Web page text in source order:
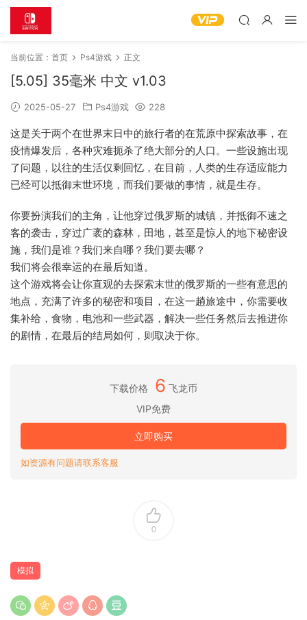
当前位置： 首页 Ps4游戏 正文
[5.05] 35毫米 中文 v1.03
2025-05-27 Ps4游戏 228
这是关于两个在世界末日中的旅行者的在荒原中探索故事，在
疫情爆发后，各种灾难扼杀了绝大部分的人口。一些设施出现
了问题，以往的生活仅剩回忆，在目前，人类的生存适应能力
已经可以抵御末世环境，而我们要做的事情，就是生存。
你要扮演我们的主角，让他穿过俄罗斯的城镇，并抵御不速之
客的袭击，穿过广袤的森林，田地，甚至是惊人的地下秘密设
施，我们是谁？我们来自哪？我们要去哪？
我们将会很幸运的在最后知道。
这个游戏将会让你直观的去探索末世的俄罗斯的一些有意思的
地点，充满了许多的秘密和项目，在这一趟旅途中，你需要收
集补给，食物，电池和一些武器，解决一些任务然后去推进你
的剧情，在最后的结局如何，则取决于你。
下载价格 6 飞龙币
VIP免费
立即购买
如资源有问题请联系客服
0
模拟